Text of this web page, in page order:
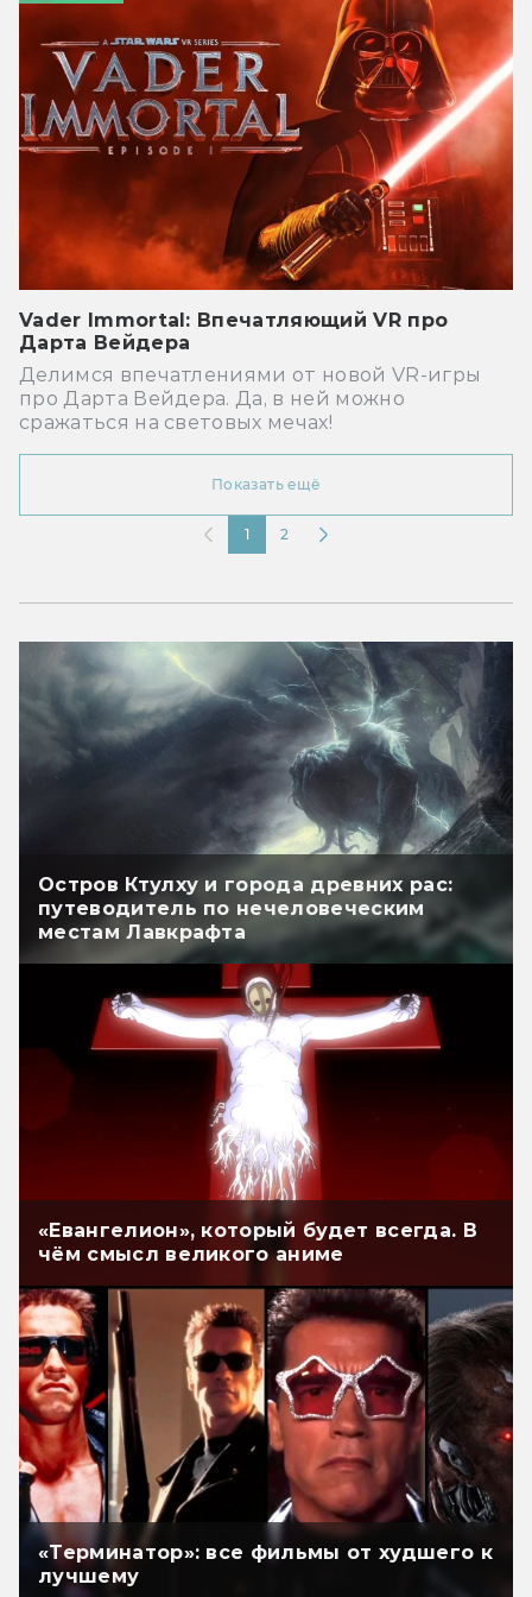
Vader Immortal: Впечатляющий VR про
Дарта Вейдера
Делимся впечатлениями от новой VR-игры
про Дарта Вейдера. Да, в ней можно
сражаться на световых мечах!
Показать ещё
1 2
Остров Ктулху и города древних рас:
путеводитель по нечеловеческим
местам Лавкрафта
«Евангелион», который будет всегда. В
чём смысл великого аниме
«Терминатор»: все фильмы от худшего к
лучшему